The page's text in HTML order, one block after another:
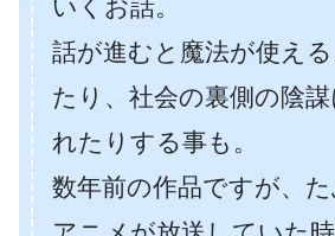
いくお話。
話が進むと魔法が使え
たり、社会の裏側の陰謀
れたりする事も。
数年前の作品ですが、